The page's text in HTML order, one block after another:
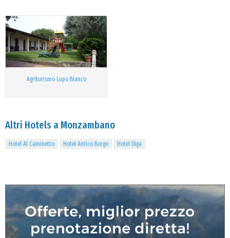
Agriturismo Lupo Bianco
Altri Hotels a Monzambano
Hotel Al Caminetto Hotel Antico Borgo Hotel Diga